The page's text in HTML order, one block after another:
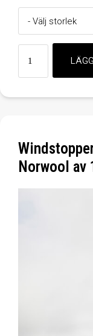
Norwool av